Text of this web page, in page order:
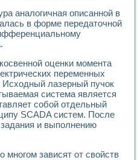
лаборатории по электротехнике
алгоритмы частотного анализа
центра «Технологии
программе «Прикладная
двигателей постоянного тока
стенд формирования
по курсу ИИС на базе
институты
аналогичная описанной в
в форме передаточной
оценки момента
переменных
Исходный лазерный пучок
система является
собой отдельный
SCADA систем. После
задания и выполнению
многом зависят от свойств